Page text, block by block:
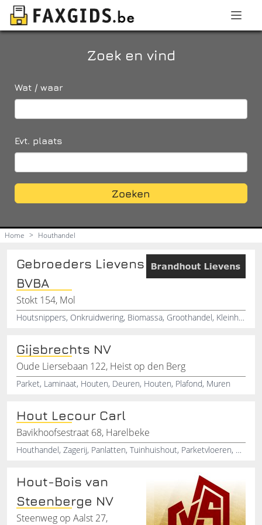
Zoek en vind
Wat / waar
Evt. plaats
Zoeken
Home > Houthandel
Gebroeders Lievens
BVBA
Stokt 154, Mol
Houtsnippers, Onkruidwering, Biomassa, Groothandel, Kleinhandel, Bodembedekkers
Gijsbrechts NV
Oude Liersebaan 122, Heist op den Berg
Parket, Laminaat, Houten, Deuren, Houten, Plafond, Muren
Hout Lecour Carl
Bavikhoofsestraat 68, Harelbeke
Houthandel, Zagerij, Panlatten, Tuinhuishout, Parketvloeren, Dennenhout, Laminaat, Harelbeke
Hout-Bois van
Steenberge NV
Steenweg op Aalst 27,